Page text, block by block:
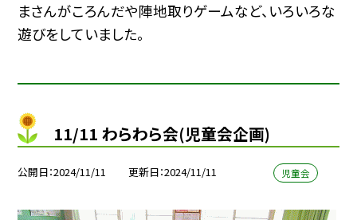
まさんがころんだや陣地取りゲームなど、いろいろな
遊びをしていました。
11/11 わらわら会(児童会企画)
公開日 2024/11/11 更新日 2024/11/11 児童会